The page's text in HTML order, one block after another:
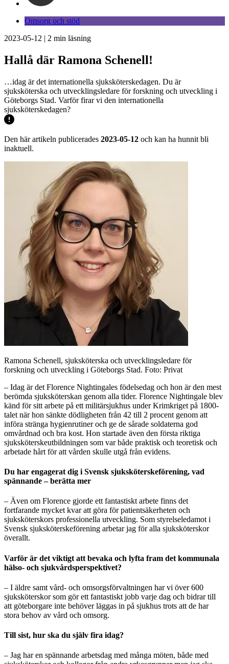
Omsorg och stöd
2023-05-12 | 2 min läsning
Hallå där Ramona Schenell!
…idag är det internationella sjuksköterskedagen. Du är
sjuksköterska och utvecklingsledare för forskning och utveckling i
Göteborgs Stad. Varför firar vi den internationella
sjuksköterskedagen?
Den här artikeln publicerades 2023-05-12 och kan ha hunnit bli
inaktuell.
Ramona Schenell, sjuksköterska och utvecklingsledare för
forskning och utveckling i Göteborgs Stad. Foto: Privat
– Idag är det Florence Nightingales födelsedag och hon är den mest
berömda sjuksköterskan genom alla tider. Florence Nightingale blev
känd för sitt arbete på ett militärsjukhus under Krimkriget på 1800-
talet när hon sänkte dödligheten från 42 till 2 procent genom att
införa stränga hygienrutiner och ge de sårade soldaterna god
omvårdnad och bra kost. Hon startade även den första riktiga
sjuksköterskeutbildningen som var både praktisk och teoretisk och
arbetade hårt för att vården skulle utgå från evidens.
Du har engagerat dig i Svensk sjuksköterskeförening, vad
spännande – berätta mer
– Även om Florence gjorde ett fantastiskt arbete finns det
fortfarande mycket kvar att göra för patientsäkerheten och
sjuksköterskors professionella utveckling. Som styrelseledamot i
Svensk sjuksköterskeförening arbetar jag för alla sjuksköterskor
överallt.
Varför är det viktigt att bevaka och lyfta fram det kommunala
hälso- och sjukvårdsperspektivet?
– I äldre samt vård- och omsorgsförvaltningen har vi över 600
sjuksköterskor som gör ett fantastiskt jobb varje dag och bidrar till
att göteborgare inte behöver läggas in på sjukhus trots att de har
stora behov av vård och omsorg.
Till sist, hur ska du själv fira idag?
– Jag har en spännande arbetsdag med många möten, både med